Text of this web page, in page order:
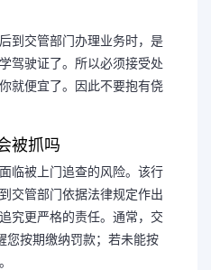
到交管部门办理业务时，是
驾驶证了。所以必须接受处
就便宜了。因此不要抱有侥
被抓吗
临被上门追查的风险。该行
交管部门依据法律规定作出
究更严格的责任。通常，交
您按期缴纳罚款；若未能按